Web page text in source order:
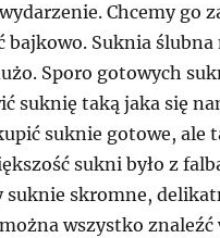
Chcemy go
Suknia ślubna
Sporo gotowych
suknię taką jaka się
suknie gotowe, ale
sukni było z
suknie skromne,
wszystko